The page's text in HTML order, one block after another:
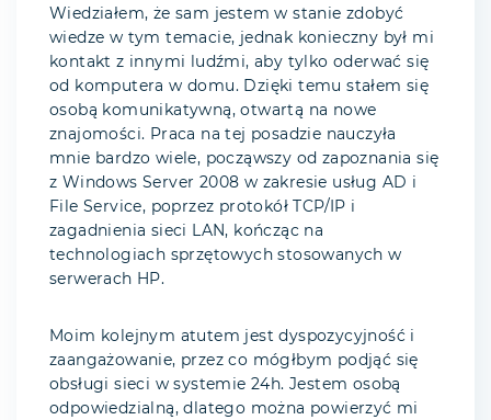
Wiedziałem, że sam jestem w stanie zdobyć
wiedze w tym temacie, jednak konieczny był mi
kontakt z innymi ludźmi, aby tylko oderwać się
od komputera w domu. Dzięki temu stałem się
osobą komunikatywną, otwartą na nowe
znajomości. Praca na tej posadzie nauczyła
mnie bardzo wiele, począwszy od zapoznania się
z Windows Server 2008 w zakresie usług AD i
File Service, poprzez protokół TCP/IP i
zagadnienia sieci LAN, kończąc na
technologiach sprzętowych stosowanych w
serwerach HP.
Moim kolejnym atutem jest dyspozycyjność i
zaangażowanie, przez co mógłbym podjąć się
obsługi sieci w systemie 24h. Jestem osobą
odpowiedzialną, dlatego można powierzyć mi